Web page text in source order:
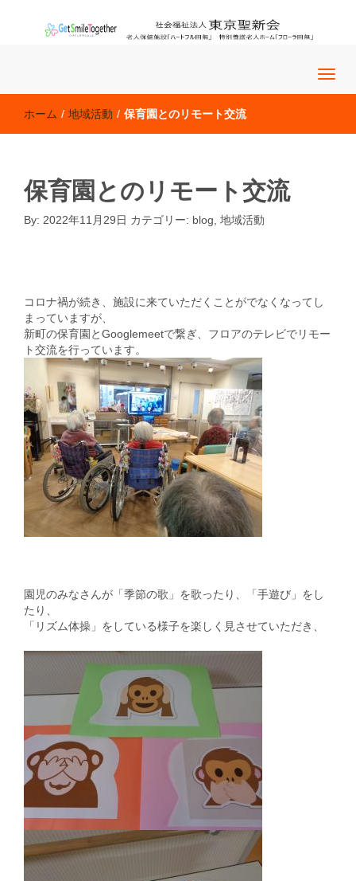
ホーム / 地域活動 / 保育園とのリモート交流
保育園とのリモート交流
By: 2022年11月29日 カテゴリー: blog 地域活動
コロナ禍が続き、施設に来ていただくことがでなくなってし
まっていますが、
新町の保育園とGooglemeetで繋ぎ、フロアのテレビでリモー
ト交流を行っています。
園児のみなさんが「季節の歌」を歌ったり、「手遊び」をし
たり、
「リズム体操」をしている様子を楽しく見させていただき、